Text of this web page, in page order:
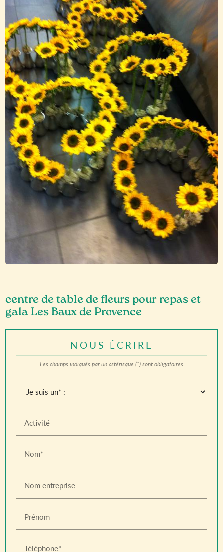
centre de table de fleurs pour repas et
gala Les Baux de Provence
NOUS ÉCRIRE
Les champs indiqués par un astérisque (*) sont obligatoires
Activité
Nom*
Nom entreprise
Prénom
Téléphone*